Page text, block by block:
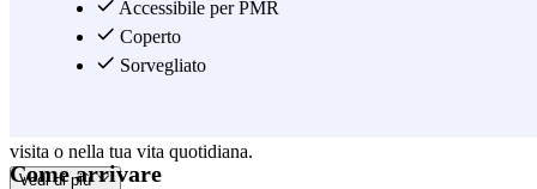
fare una passeggiata lungo la Gran Vía di Vigo, ricca di negozi,
caffetterie e ristoranti. Prenota subito il tuo posto con Parclick nel
parcheggio Rúa de Venezuela 82 - Pizarro e approfitta delle sue
visita o nella tua vita quotidiana.
Vedi di più
Accessibile per PMR
Coperto
Sorvegliato
Come arrivare